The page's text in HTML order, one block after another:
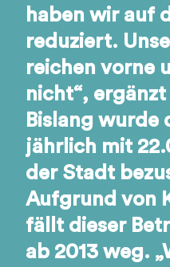
haben wir auf
reduziert.
reichen vorne
nicht“,
Bislang wurde
jährlich mit
der Stadt
Aufgrund von
fällt dieser
ab 2013 weg.